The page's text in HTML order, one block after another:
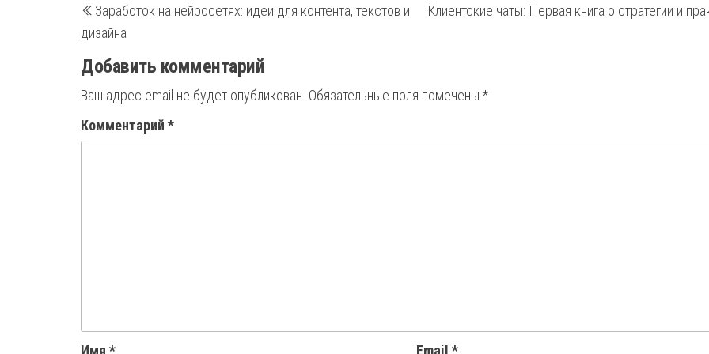
по
записям
запись
Заработок на нейросетях: идеи для контента, текстов и
дизайна
Клиентские чаты: Первая книга о стратегии и
Добавить комментарий
Ваш адрес email не будет опубликован. Обязательные поля помечены *
Комментарий *